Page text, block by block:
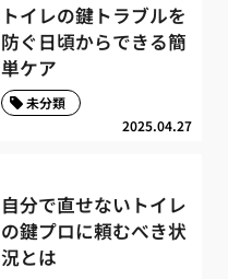
トイレの鍵トラブルを
防ぐ日頃からできる簡
単ケア
2025.04.27
未分類
自分で直せないトイレ
の鍵プロに頼むべき状
況とは